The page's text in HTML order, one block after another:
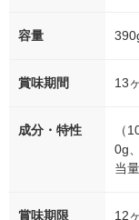
容量
賞味期間 13
成分・特性
（
0g
当
賞味期限
12